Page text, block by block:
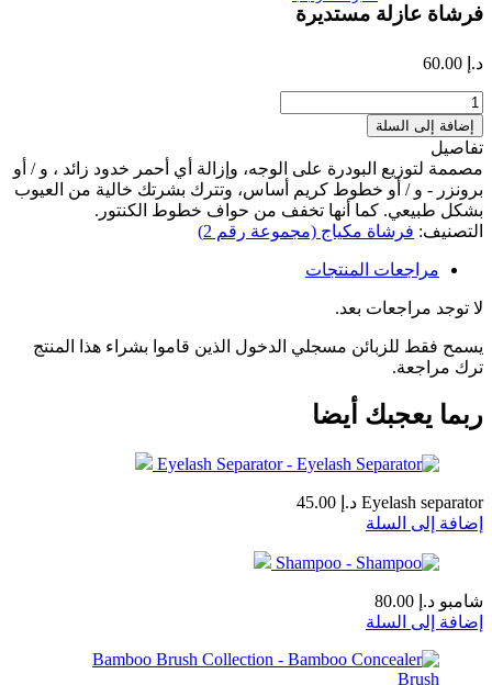
فرشاة عازلة مستديرة
د.إ
كمية
فرشاة
عازلة
مستديرة
إضافة إلى السلة
تفاصيل
مصممة لتوزيع البودرة على الوجه، وإزالة أي أحمر خدود زائد ، و / أو
برونزر - و / أو خطوط كريم أساس، وتترك بشرتك خالية من العيوب
بشكل طبيعي. كما أنها تخفف من حواف خطوط الكنتور.
التصنيف: فرشاة مكياج (مجموعة رقم 2)
مراجعات المنتجات
لا توجد مراجعات بعد.
يسمح فقط للزبائن مسجلي الدخول الذين قاموا بشراء هذا المنتج
ترك مراجعة.
ربما يعجبك أيضا
Eyelash separator د.إ
إضافة إلى السلة
شامبو د.إ
إضافة إلى السلة